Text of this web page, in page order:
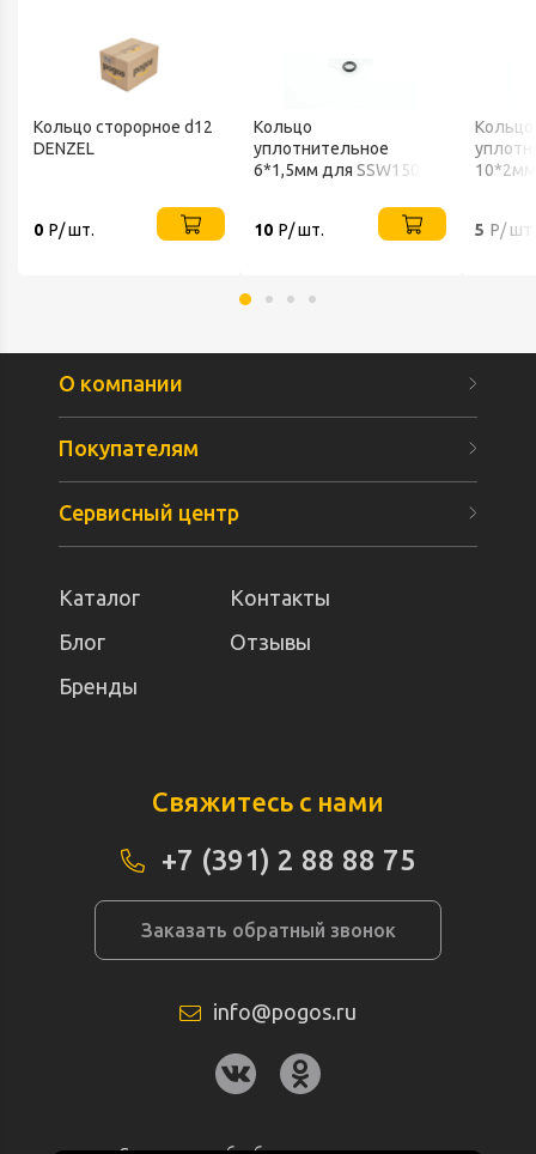
Кольцо сторорное d12
DENZEL
0 Р/ шт.
Кольцо
уплотнительное
6*1,5мм для SSW150
10 Р/ шт.
Кольцо
10*2мм
5 Р/ шт.
О компании
Покупателям
Сервисный центр
Каталог
Контакты
Блог
Отзывы
Бренды
Свяжитесь с нами
+7 (391) 2 88 88 75
Заказать обратный звонок
info@pogos.ru